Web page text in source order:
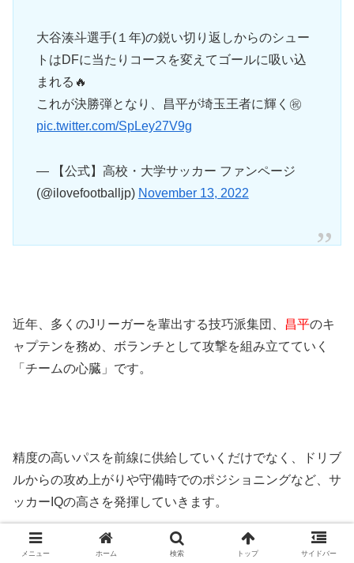
大谷湊斗選手(１年)の鋭い切り返しからのシュー
トはDFに当たりコースを変えてゴールに吸い込
まれる🔥
これが決勝弾となり、昌平が埼玉王者に輝く㊗️
pic.twitter.com/SpLey27V9g
— 【公式】高校・大学サッカー ファンページ
(@ilovefootballjp) November 13, 2022
近年、多くのJリーガーを輩出する技巧派集団、 昌平のキ
ャプテンを務め、ボランチとして攻撃を組み立てていく
「チームの心臓」です。
精度の高いパスを前線に供給していくだけでなく、ドリブ
ルからの攻め上がりや守備時でのポジショニングなど、サ
ッカーIQの高さを発揮していきます。
今年度から の監督に就任した元日本代表FW
玉田圭司
メニュー ホーム 検索 トップ サイドバー